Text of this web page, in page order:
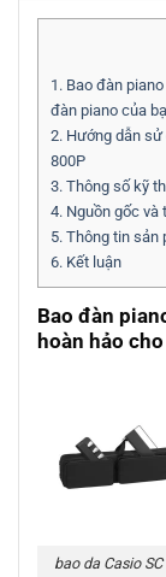
1. Bao đàn
đàn piano của
2. Hướng dẫn sử
800P
3. Thông số kỹ
4. Nguồn gốc và
5. Thông tin sản
6. Kết luận
Bao đàn
hoàn hảo
bao da Casio